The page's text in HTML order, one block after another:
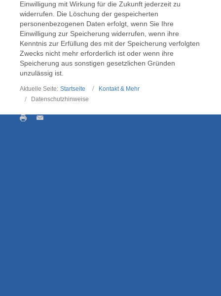
Einwilligung mit Wirkung für die Zukunft jederzeit zu
widerrufen. Die Löschung der gespeicherten
personenbezogenen Daten erfolgt, wenn Sie Ihre
Einwilligung zur Speicherung widerrufen, wenn ihre
Kenntnis zur Erfüllung des mit der Speicherung verfolgten
Zwecks nicht mehr erforderlich ist oder wenn ihre
Speicherung aus sonstigen gesetzlichen Gründen
unzulässig ist.
Aktuelle Seite: Startseite
Kontakt & Mehr
Datenschutzhinweise